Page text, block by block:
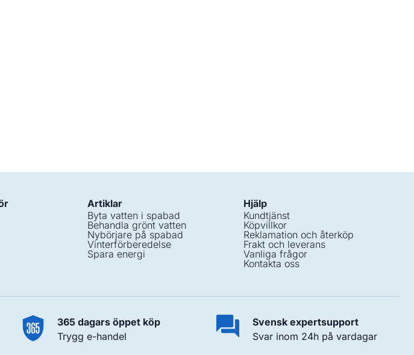
Artiklar
Byta vatten i spabad
Behandla grönt vatten
Nybörjare på spabad
Vinterförberedelse
Spara energi
Hjälp
Kundtjänst
Köpvillkor
Reklamation och återköp
Frakt och leverans
Vanliga frågor
Kontakta oss
365 dagars öppet köp
Trygg e-handel
Svensk expertsupport
Svar inom 24h på vardagar